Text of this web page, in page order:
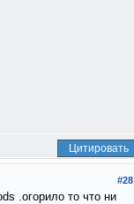
Цитировать
#28
.огорило то что ни